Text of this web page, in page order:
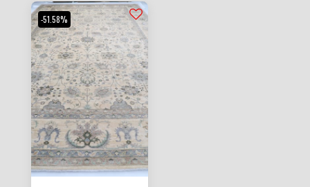
デーションコットン。原産
国：アフガニスタン。当社
のラグ、カーペット、キリ
ムラグはすべて100%ハンド
メイド、手織り、手結びで
す。掲載写真は、ラグの美
しさと鮮やかさをご理解い
ただくため、また、お部屋
やオフィスでのラグの見え
方をより良くご理解いただ
くため、室内照明で撮影
し、加工は一切しておりま
せん。ラグの色合いは、見
る角度によって見え方が異
なります。
-51.58%